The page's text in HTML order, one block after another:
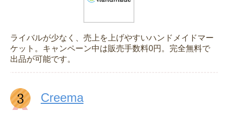
ライバルが少なく、売上を上げやすいハンドメイドマー
ケット。キャンペーン中は販売手数料0円。完全無料で
出品が可能です。
Creema